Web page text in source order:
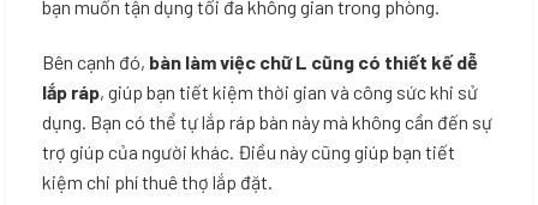
bạn muốn tận dụng tối đa không gian trong phòng.
Bên cạnh đó, bàn làm việc chữ L cũng có thiết kế dễ
lắp ráp, giúp bạn tiết kiệm thời gian và công sức khi sử
dụng. Bạn có thể tự lắp ráp bàn này mà không cần đến sự
trợ giúp của người khác. Điều này cũng giúp bạn tiết
kiệm chi phí thuê thợ lắp đặt.